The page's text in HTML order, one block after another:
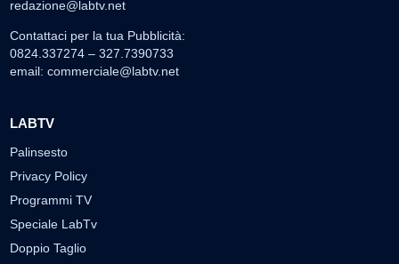
redazione@labtv.net
Contattaci per la tua Pubblicità:
0824.337274 – 327.7390733
email: commerciale@labtv.net
LABTV
Palinsesto
Privacy Policy
Programmi TV
Speciale LabTv
Doppio Taglio